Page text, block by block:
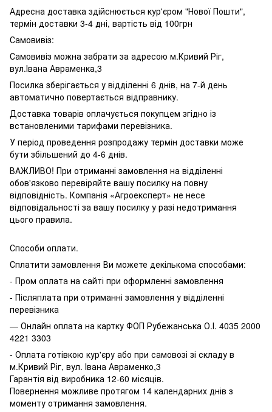
Адресна доставка здійснюється кур'єром "Нової Пошти",
термін доставки 3-4 дні, вартість від 100грн
Самовивіз:
Самовивіз можна забрати за адресою м.Кривий Ріг,
вул.Івана Авраменка,3
Посилка зберігається у відділенні 6 днів, на 7-й день
автоматично повертається відправнику.
Доставка товарів оплачується покупцем згідно із
встановленими тарифами перевізника.
У період проведення розпродажу термін доставки може
бути збільшений до 4-6 днів.
ВАЖЛИВО! При отриманні замовлення на відділенні
обов'язково перевіряйте вашу посилку на повну
відповідність. Компанія «Агроексперт» не несе
відповідальності за вашу посилку у разі недотримання
цього правила.
Способи оплати.
Сплатити замовлення Ви можете декількома способами:
- Пром оплата на сайті при оформленні замовлення
- Післяплата при отриманні замовлення у відділенні
перевізника
— Онлайн оплата на картку ФОП Рубежанська О.І. 4035 2000
4221 3303
- Оплата готівкою кур'єру або при самовозі зі складу в
м.Кривий Ріг, вул. Івана Авраменко,3
Гарантія від виробника 12-60 місяців.
Повернення можливе протягом 14 календарних днів з
моменту отримання замовлення.